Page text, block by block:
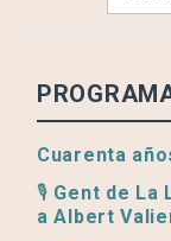
Cuarenta
🎙️ Gent de La
a Albert